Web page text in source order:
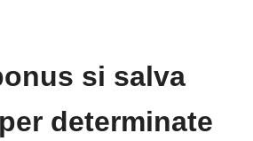
si salva
determinate